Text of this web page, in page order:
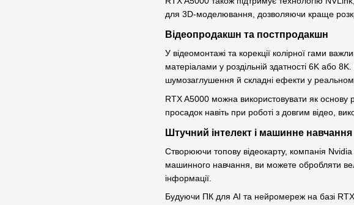
для 3D-моделювання, дозволяючи краще
Відеопродакшн та постпродакшн
У відеомонтажі та корекції колірної гами
матеріалами у роздільній здатності 6K або
шумозаглушення й складні ефекти у
RTX A5000 можна використовувати як основу
просадок навіть при роботі з довгим відео,
Штучний інтелект і машинне навчання
Створюючи топову відеокарту, компанія
машинного навчання, ви можете обробляти
інформації.
Будуючи ПК для AI та нейромереж на базі